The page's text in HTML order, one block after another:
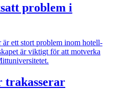
problem i
ett stort problem inom hotell-
är viktigt för att motverka
trakasserar